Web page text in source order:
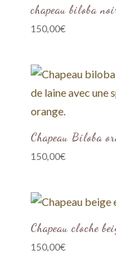
chapeau biloba
150,00€
Chapeau Biloba
150,00€
Chapeau cloche
150,00€